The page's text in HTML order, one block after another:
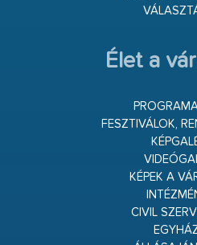
Élet a
FESZTIVÁLOK,
KÉPEK A
CIVIL